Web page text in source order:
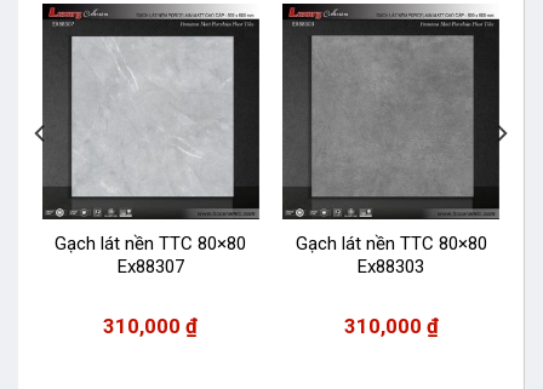
Gạch lát nền TTC 80×80
Ex88307
310,000₫
Gạch lát nền TTC 80×80
Ex88303
310,000 ₫